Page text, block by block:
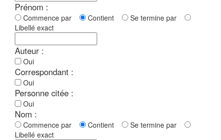
Prénom :
Commence par Contient
Se termine par
Libellé exact
Auteur :
Oui
Correspondant :
Oui
Personne citée :
Oui
Nom :
Commence par Contient
Se termine par
Libellé exact